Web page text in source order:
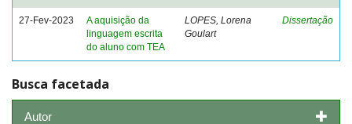
27-Fev-2023
A aquisição da
linguagem escrita
do aluno com TEA
LOPES, Lorena
Goulart
Dissertação
Busca facetada
Autor